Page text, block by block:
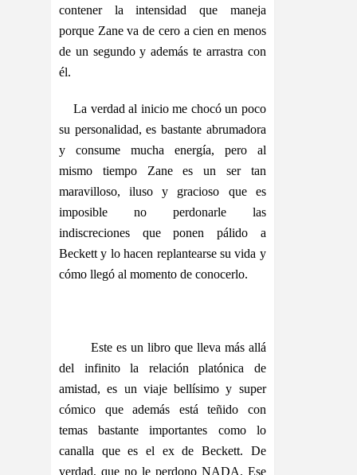
contener la intensidad que maneja
porque Zane va de cero a cien en menos
de un segundo y además te arrastra con
él.
La verdad al inicio me chocó un poco
su personalidad, es bastante abrumadora
y consume mucha energía, pero al
mismo tiempo Zane es un ser tan
maravilloso, iluso y gracioso que es
imposible no perdonarle las
indiscreciones que ponen pálido a
Beckett y lo hacen replantearse su vida y
cómo llegó al momento de conocerlo.
Este es un libro que lleva más allá
del infinito la relación platónica de
amistad, es un viaje bellísimo y super
cómico que además está teñido con
temas bastante importantes como lo
canalla que es el ex de Beckett. De
verdad, que no le perdono NADA. Ese